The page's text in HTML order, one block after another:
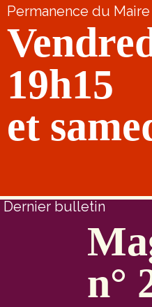
Permanence du
19h15
et
Dernier bulletin
n°